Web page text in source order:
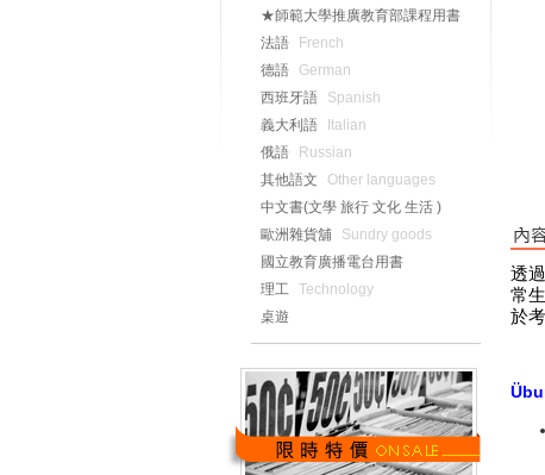
★師範大學推廣教育部課程用書
法語
French
德語
German
西班牙語
Spanish
義大利語
Italian
俄語
Russian
其他語文
Other languages
中文書(文學 旅行 文化 生活 )
歐洲雜貨舖
Sundry goods
國立教育廣播電台用書
理工
Technology
桌遊
透
常
於